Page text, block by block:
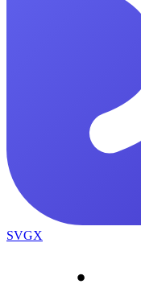
SVGX